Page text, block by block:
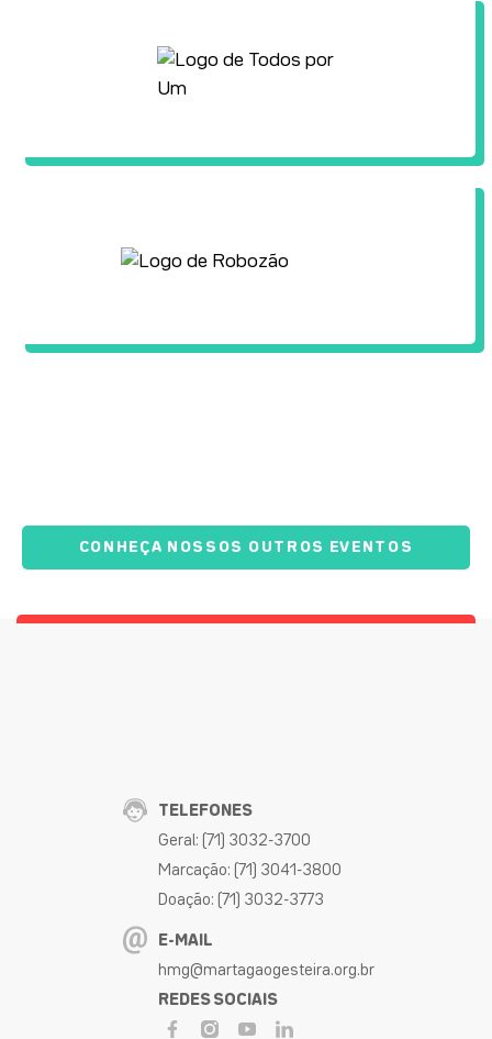
CONHEÇA NOSSOS OUTROS EVENTOS
TELEFONES
Geral: (71) 3032-3700
Marcação: (71) 3041-3800
Doação: (71) 3032-3773
E-MAIL
hmg@martagaogesteira.org.br
REDES SOCIAIS